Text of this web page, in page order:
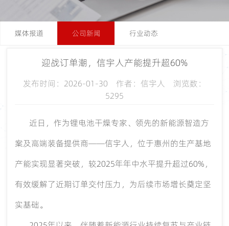
媒体报道 公司新闻 行业动态
迎战订单潮，信宇人产能提升超60%
发布时间：2026-01-30 作者：信宇人 浏览数：
5295
近日，作为锂电池干燥专家、领先的新能源智造方
案及高端装备提供商——信宇人，位于惠州的生产基地
产能实现显著突破，较2025年年中水平提升超过60%，
有效缓解了近期订单交付压力，为后续市场增长奠定坚
实基础。